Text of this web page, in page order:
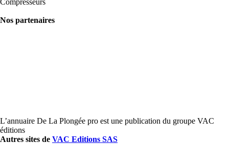
Compresseurs
Nos partenaires
L’annuaire De La Plongée pro est une publication du groupe VAC
éditions
Autres sites de VAC Editions SAS